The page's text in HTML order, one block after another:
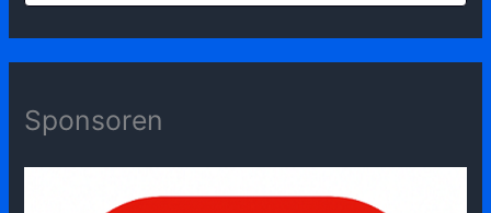
Sponsoren